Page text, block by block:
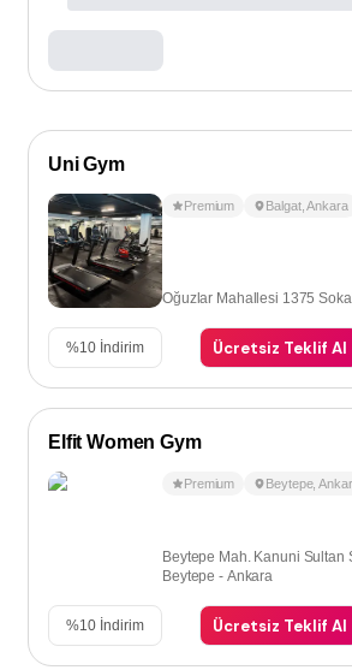
Uni Gym
Premium Balgat,Ankara
Oğuzlar Mahallesi 1375
%10 İndirim Ücretsiz Teklif Al
Elfit Women Gym
Premium Beytepe,
Beytepe Mah. Kanuni Sultan
Beytepe - Ankara
%10 İndirim Ücretsiz Teklif Al